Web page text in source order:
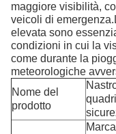
maggiore visibilità,
veicoli di
elevata sono
condizioni in cui la
come durante la
meteorologiche
Nome del
prodotto